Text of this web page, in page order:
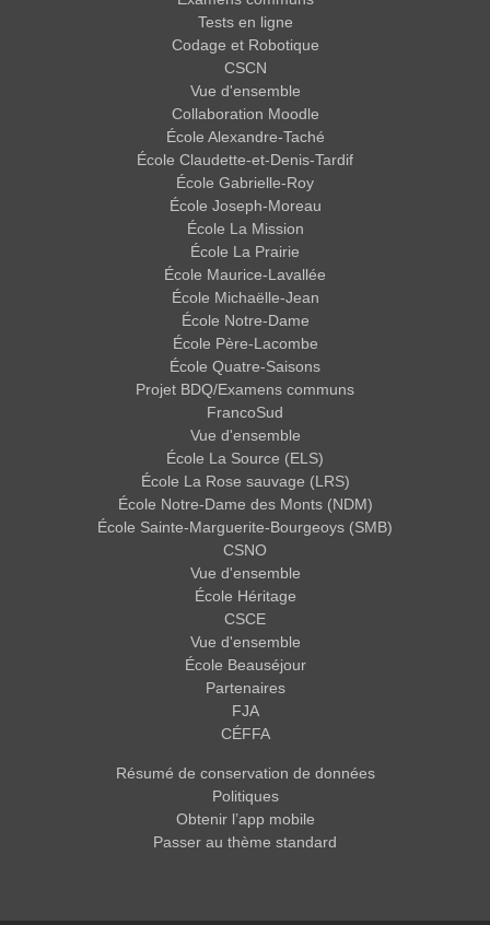
Tests en ligne
Codage et Robotique
CSCN
Vue d'ensemble
Collaboration Moodle
École Alexandre-Taché
École Claudette-et-Denis-Tardif
École Gabrielle-Roy
École Joseph-Moreau
École La Mission
École La Prairie
École Maurice-Lavallée
École Michaëlle-Jean
École Notre-Dame
École Père-Lacombe
École Quatre-Saisons
Projet BDQ/Examens communs
FrancoSud
Vue d'ensemble
École La Source (ELS)
École La Rose sauvage (LRS)
École Notre-Dame des Monts (NDM)
École Sainte-Marguerite-Bourgeoys (SMB)
CSNO
Vue d'ensemble
École Héritage
CSCE
Vue d'ensemble
École Beauséjour
Partenaires
FJA
CÉFFA
Résumé de conservation de données
Politiques
Obtenir l’app mobile
Passer au thème standard